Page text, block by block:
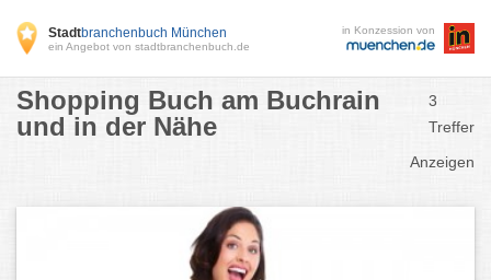
Stadtbranchenbuch München
ein Angebot von stadtbranchenbuch.de
in Konzession von
Shopping Buch am Buchrain
und in der Nähe
3
Treffer
Anzeigen